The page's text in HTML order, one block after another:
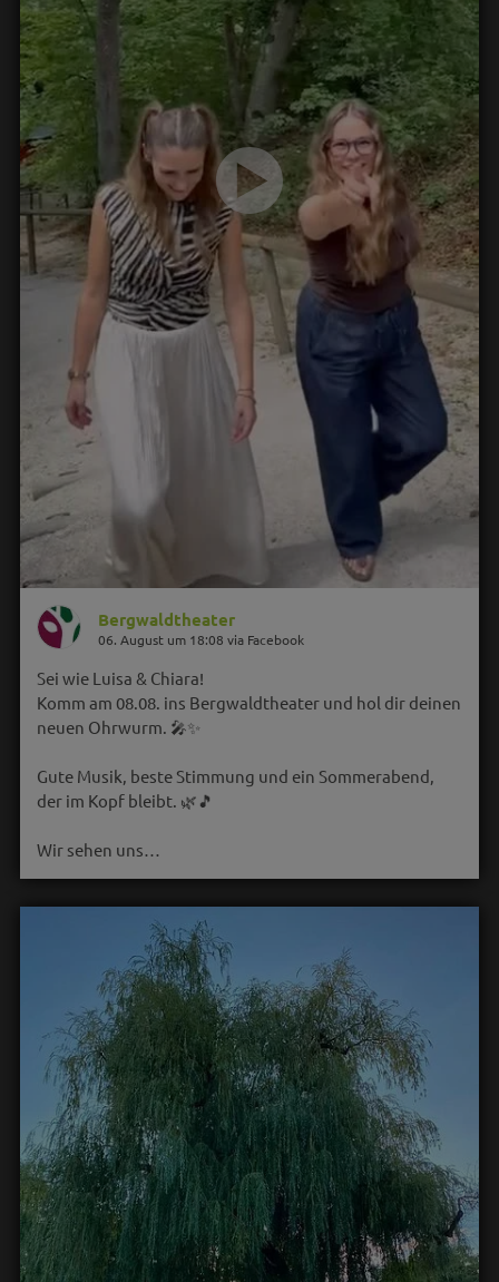
Bergwaldtheater
06. August um 18:08 via Facebook
Sei wie Luisa & Chiara!
Komm am 08.08. ins Bergwaldtheater und hol dir deinen
neuen Ohrwurm. 🎤✨
Gute Musik, beste Stimmung und ein Sommerabend,
der im Kopf bleibt. 🌿🎵
Wir sehen uns…